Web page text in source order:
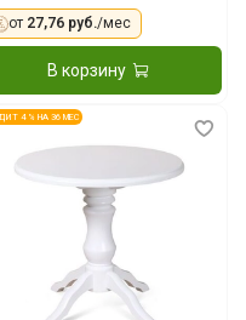
от 27,76 руб./мес
В корзину
4 % НА 36 МЕС